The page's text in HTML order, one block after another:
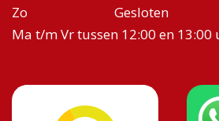
Zo
Gesloten
Ma t/m Vr tussen 12:00 en 13:00